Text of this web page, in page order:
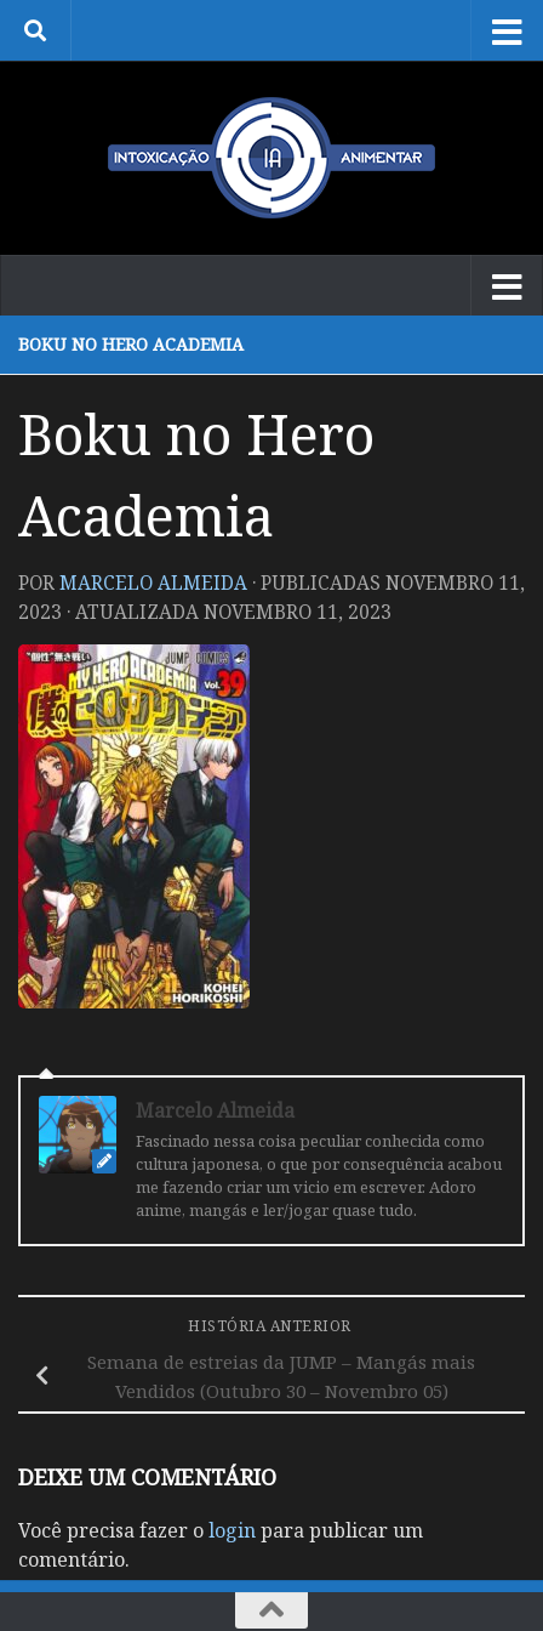
Skip to content
BOKU NO HERO ACADEMIA
Boku no Hero
Academia
PORMARCELO ALMEIDA · PUBLICADAS NOVEMBRO 11,
2023 · ATUALIZADANOVEMBRO 11, 2023
Marcelo Almeida
Fascinado nessa coisa peculiar conhecida como
cultura japonesa, o que por consequência acabou
me fazendo criar um vicio em escrever. Adoro
anime, mangás e ler/jogar quase tudo.
HISTÓRIA ANTERIOR
Semana de estreias da JUMP – Mangás mais
Vendidos (Outubro 30 – Novembro 05)
DEIXE UM COMENTÁRIO
Você precisa fazer ologinpara publicar um
comentário.